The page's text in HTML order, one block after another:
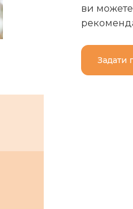
ви
Задати